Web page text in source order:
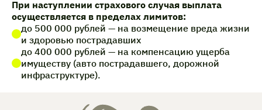
При наступлении страхового случая выплата
осуществляется в пределах лимитов:
до 500 000 рублей — на возмещение вреда жизни
и здоровью пострадавших
до 400 000 рублей — на компенсацию ущерба
имуществу (авто пострадавшего, дорожной
инфраструктуре).